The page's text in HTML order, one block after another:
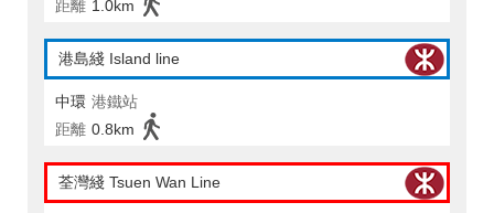
距離 1.0km
港島綫 Island line
中環 港鐵站
距離 0.8km
荃灣綫 Tsuen Wan Line